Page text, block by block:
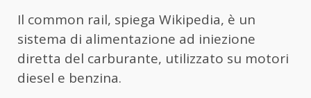
Il common rail, spiega Wikipedia, è un
sistema di alimentazione ad iniezione
diretta del carburante, utilizzato su motori
diesel e benzina.